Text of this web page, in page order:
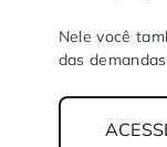
Nele você
das